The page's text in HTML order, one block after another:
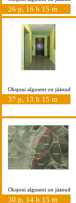
26 p, 16 h 15 m
Oksjoni alguseni on jäänud
37 p, 13 h 15 m
Oksjoni alguseni on jäänud
30 p, 14 h 15 m